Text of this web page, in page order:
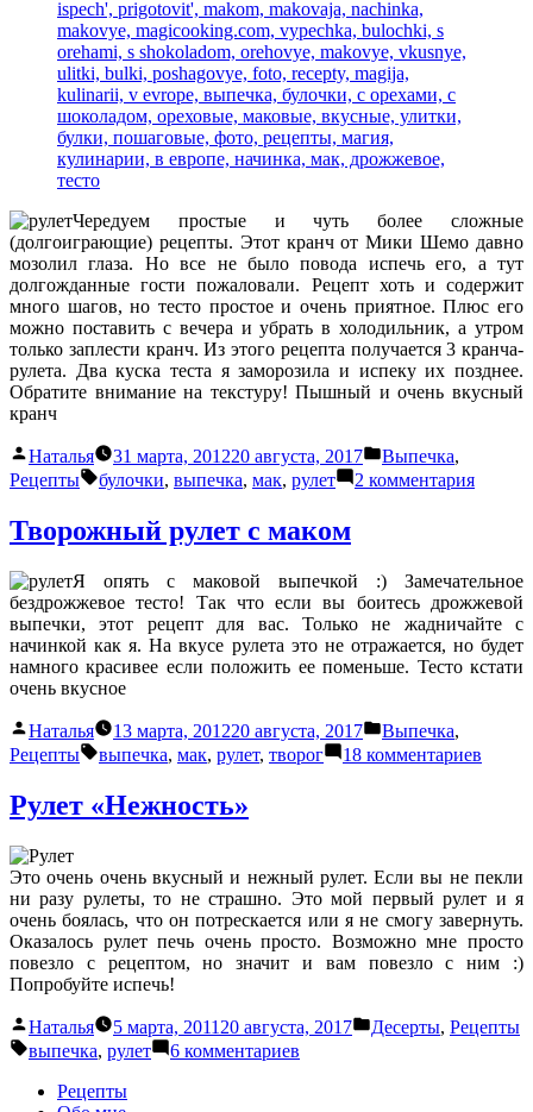
Чередуем простые и чуть более сложные
(долгоиграющие) рецепты. Этот кранч от Мики Шемо давно
мозолил глаза. Но все не было повода испечь его, а тут
долгожданные гости пожаловали. Рецепт хоть и содержит
много шагов, но тесто простое и очень приятное. Плюс его
можно поставить с вечера и убрать в холодильник, а утром
только заплести кранч. Из этого рецепта получается 3 кранча-
рулета. Два куска теста я заморозила и испеку их позднее.
Обратите внимание на текстуру! Пышный и очень вкусный
кранч
Написано
автором
Наталья 31 марта, 201220 августа, 2017
Написано
в
Выпечка,
Рецепты
Метки:
булочки, выпечка, мак, рулет 2 комментарияк
Творожный рулет с маком
Я опять с маковой выпечкой :) Замечательное
бездрожжевое тесто! Так что если вы боитесь дрожжевой
выпечки, этот рецепт для вас. Только не жадничайте с
начинкой как я. На вкусе рулета это не отражается, но будет
намного красивее если положить ее поменьше. Тесто кстати
очень вкусное
Написано
автором
Наталья 13 марта, 201220 августа, 2017
Написано
в
Выпечка,
Рецепты
Метки:
выпечка, мак, рулет, творог 18 комментариев
Рулет «Нежность»
Это очень очень вкусный и нежный рулет. Если вы не пекли
ни разу рулеты, то не страшно. Это мой первый рулет и я
очень боялась, что он потрескается или я не смогу завернуть.
Оказалось рулет печь очень просто. Возможно мне просто
повезло с рецептом, но значит и вам повезло с ним :)
Попробуйте испечь!
Написано
автором
Наталья 5 марта, 2011 20 августа, 2017
Написано
Десерты, Рецепты
Метки:
выпечка, рулет 6 комментариев
Рецепты